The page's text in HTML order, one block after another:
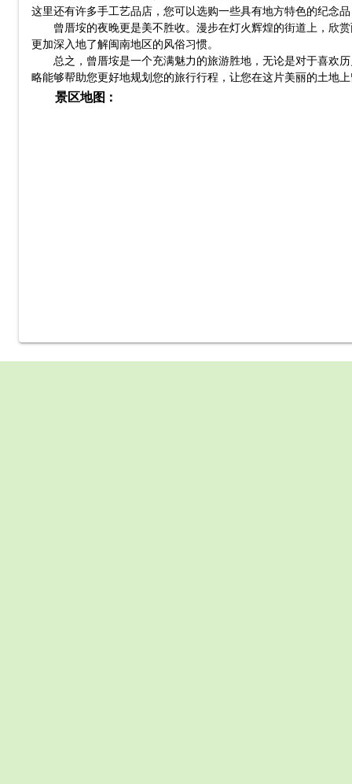
这里还有许多手工艺品店，您可以选购一些具有地方特色的纪念
曾厝垵的夜晚更是美不胜收。漫步在灯火辉煌的街道上，欣
更加深入地了解闽南地区的风俗习惯。
总之，曾厝垵是一个充满魅力的旅游胜地，无论是对于喜欢
略能够帮助您更好地规划您的旅行行程，让您在这片美丽的土地
景区地图：